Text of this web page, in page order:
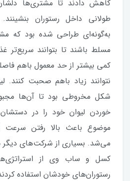
کاهش دادند تا مشتری‌ها
طولانی داخل رستوران
به‌گونه‌ای طراحی شده بود که
مسلط باشند تا بتوانند سریع‌تر
کمی بیشتر از حد معمول باهم
نتوانند زیاد باهم صحبت کنند.
شکل مخروطی بود تا آن‌ها
خوردن لیوان خود را در
موضوع باعث بالا رفتن سرعت
می‌شد. بسیاری از شرکت‌های دیگر
کسل و ساب وی از
رستوران‌های خودشان استفاده